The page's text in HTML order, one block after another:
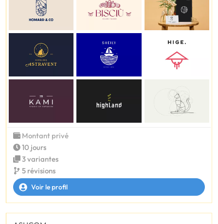
Montant privé
10 jours
3 variantes
5 révisions
Voir le profil